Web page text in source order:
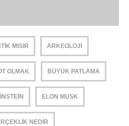
MISIR ARKEOLOJI
OLMAK BÜYÜK PATLAMA
ELON MUSK
NEDIR